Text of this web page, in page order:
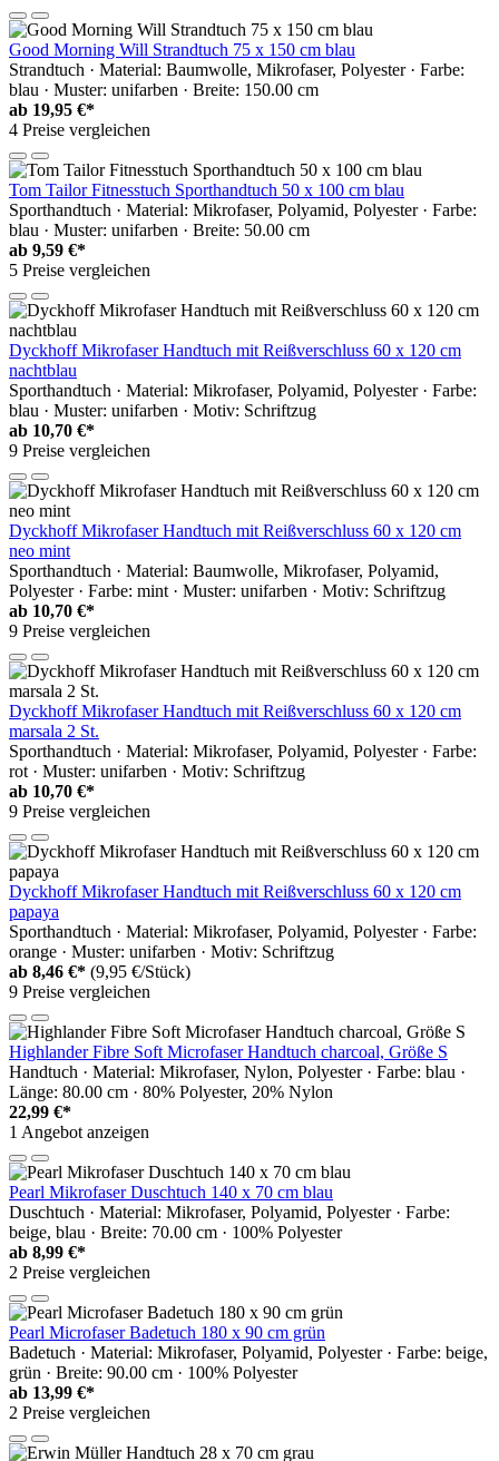
Good Morning Will Strandtuch 75 x 150 cm blau
Strandtuch · Material: Baumwolle, Mikrofaser, Polyester · Farbe:
blau · Muster: unifarben · Breite: 150.00 cm
ab 19,95 €*
4 Preise vergleichen
Tom Tailor Fitnesstuch Sporthandtuch 50 x 100 cm blau
Sporthandtuch · Material: Mikrofaser, Polyamid, Polyester · Farbe:
blau · Muster: unifarben · Breite: 50.00 cm
ab 9,59 €*
5 Preise vergleichen
Dyckhoff Mikrofaser Handtuch mit Reißverschluss 60 x 120 cm
nachtblau
Sporthandtuch · Material: Mikrofaser, Polyamid, Polyester · Farbe:
blau · Muster: unifarben · Motiv: Schriftzug
ab 10,70 €*
9 Preise vergleichen
Dyckhoff Mikrofaser Handtuch mit Reißverschluss 60 x 120 cm
neo mint
Sporthandtuch · Material: Baumwolle, Mikrofaser, Polyamid,
Polyester · Farbe: mint · Muster: unifarben · Motiv: Schriftzug
ab 10,70 €*
9 Preise vergleichen
Dyckhoff Mikrofaser Handtuch mit Reißverschluss 60 x 120 cm
marsala 2 St.
Sporthandtuch · Material: Mikrofaser, Polyamid, Polyester · Farbe:
rot · Muster: unifarben · Motiv: Schriftzug
ab 10,70 €*
9 Preise vergleichen
Dyckhoff Mikrofaser Handtuch mit Reißverschluss 60 x 120 cm
papaya
Sporthandtuch · Material: Mikrofaser, Polyamid, Polyester · Farbe:
orange · Muster: unifarben · Motiv: Schriftzug
ab 8,46 €* (9,95 €/Stück)
9 Preise vergleichen
Highlander Fibre Soft Microfaser Handtuch charcoal, Größe S
Handtuch · Material: Mikrofaser, Nylon, Polyester · Farbe: blau ·
Länge: 80.00 cm · 80% Polyester, 20% Nylon
22,99 €*
1 Angebot anzeigen
Pearl Mikrofaser Duschtuch 140 x 70 cm blau
Duschtuch · Material: Mikrofaser, Polyamid, Polyester · Farbe:
beige, blau · Breite: 70.00 cm · 100% Polyester
ab 8,99 €*
2 Preise vergleichen
Pearl Microfaser Badetuch 180 x 90 cm grün
Badetuch · Material: Mikrofaser, Polyamid, Polyester · Farbe: beige,
grün · Breite: 90.00 cm · 100% Polyester
ab 13,99 €*
2 Preise vergleichen